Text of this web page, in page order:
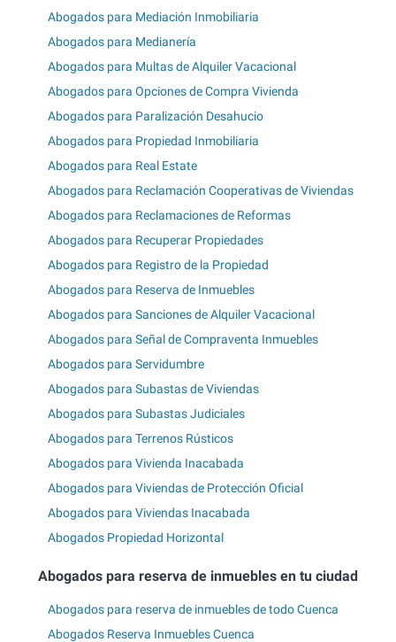
Abogados para Mediación Inmobiliaria
Abogados para Medianería
Abogados para Multas de Alquiler Vacacional
Abogados para Opciones de Compra Vivienda
Abogados para Paralización Desahucio
Abogados para Propiedad Inmobiliaria
Abogados para Real Estate
Abogados para Reclamación Cooperativas de Viviendas
Abogados para Reclamaciones de Reformas
Abogados para Recuperar Propiedades
Abogados para Registro de la Propiedad
Abogados para Reserva de Inmuebles
Abogados para Sanciones de Alquiler Vacacional
Abogados para Señal de Compraventa Inmuebles
Abogados para Servidumbre
Abogados para Subastas de Viviendas
Abogados para Subastas Judiciales
Abogados para Terrenos Rústicos
Abogados para Vivienda Inacabada
Abogados para Viviendas de Protección Oficial
Abogados para Viviendas Inacabada
Abogados Propiedad Horizontal
Abogados para reserva de inmuebles en tu ciudad
Abogados para reserva de inmuebles de todo Cuenca
Abogados Reserva Inmuebles Cuenca